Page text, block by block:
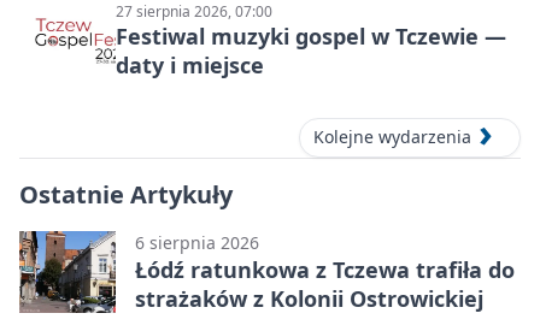
27 sierpnia 2026, 07:00
Festiwal muzyki gospel w Tczewie —
daty i miejsce
Kolejne wydarzenia
Ostatnie Artykuły
6 sierpnia 2026
Łódź ratunkowa z Tczewa trafiła do
strażaków z Kolonii Ostrowickiej